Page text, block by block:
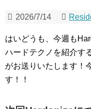
2026/7/14
はいどうも、今週も
ハードテクノを紹介す
がお送りいたします！
す！！